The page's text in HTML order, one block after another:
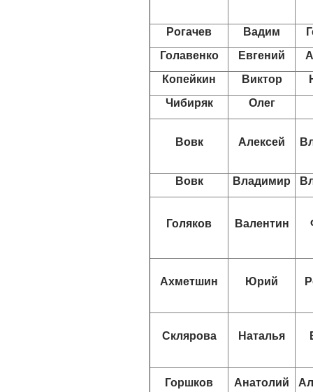
Рогачев Вадим
Голавенко
Евгений
Копейкин
Виктор
Чибиряк
Олег
Вовк Алексей
Вовк Владимир
Голяков Валентин
Ахметшин Юрий
Склярова Наталья
Горшков Анатолий